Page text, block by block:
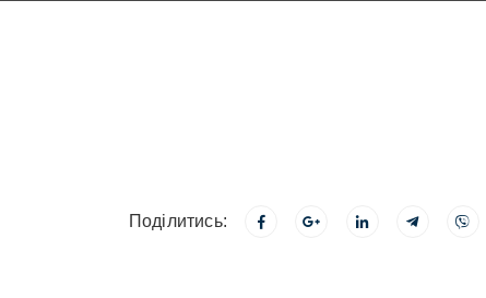
Поділитись: